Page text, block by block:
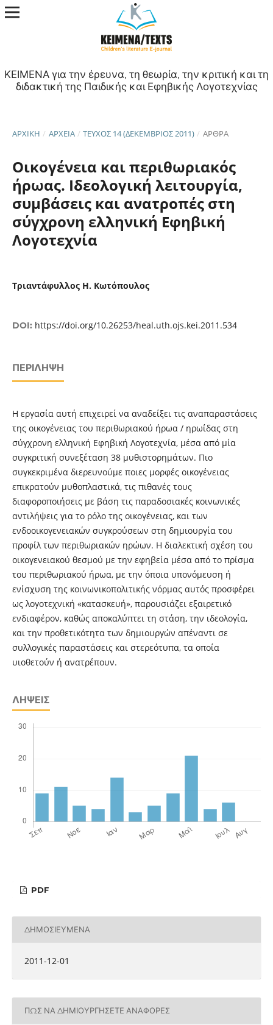
ΚΕΙΜΕΝΑ για την έρευνα, τη θεωρία, την κριτική και τη
διδακτική της Παιδικής και Εφηβικής Λογοτεχνίας
ΑΡΧΙΚΉ / ΑΡΧΕΊΑ / ΤΕΎΧΟΣ 14 (ΔΕΚΈΜΒΡΙΟΣ 2011) / ΑΡΘΡΑ
Οικογένεια και περιθωριακός
ήρωας. Ιδεολογική λειτουργία,
συμβάσεις και ανατροπές στη
σύγχρονη ελληνική Εφηβική
Λογοτεχνία
Τριαντάφυλλος Η. Κωτόπουλος
DOI: https://doi.org/10.26253/heal.uth.ojs.kei.2011.534
ΠΕΡΊΛΗΨΗ
Η εργασία αυτή επιχειρεί να αναδείξει τις αναπαραστάσεις
της οικογένειας του περιθωριακού ήρωα / ηρωίδας στη
σύγχρονη ελληνική Εφηβική Λογοτεχνία, μέσα από μία
συγκριτική συνεξέταση 38 μυθιστορημάτων. Πιο
συγκεκριμένα διερευνούμε ποιες μορφές οικογένειας
επικρατούν μυθοπλαστικά, τις πιθανές τους
διαφοροποιήσεις με βάση τις παραδοσιακές κοινωνικές
αντιλήψεις για το ρόλο της οικογένειας, και των
ενδοοικογενειακών συγκρούσεων στη δημιουργία του
προφίλ των περιθωριακών ηρώων. Η διαλεκτική σχέση του
οικογενειακού θεσμού με την εφηβεία μέσα από το πρίσμα
του περιθωριακού ήρωα, με την όποια υπονόμευση ή
ενίσχυση της κοινωνικοπολιτικής νόρμας αυτός προσφέρει
ως λογοτεχνική «κατασκευή», παρουσιάζει εξαιρετικό
ενδιαφέρον, καθώς αποκαλύπτει τη στάση, την ιδεολογία,
και την προθετικότητα των δημιουργών απέναντι σε
συλλογικές παραστάσεις και στερεότυπα, τα οποία
υιοθετούν ή ανατρέπουν.
ΛΉΨΕΙΣ
PDF
ΔΗΜΟΣΙΕΥΜΈΝΑ
2011-12-01
ΠΏΣ ΝΑ ΔΗΜΙΟΥΡΓΉΣΕΤΕ ΑΝΑΦΟΡΈΣ